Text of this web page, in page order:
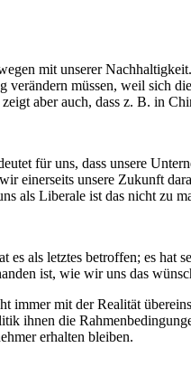
mit unserer
müssen, weil sich
aber auch, dass z. B. in
für uns, dass unsere
einerseits unsere Zukunft
als Liberale ist das nicht zu
als letztes betroffen; es hat
ist, wie wir uns das
mit der Realität
ihnen die
erhalten bleiben.